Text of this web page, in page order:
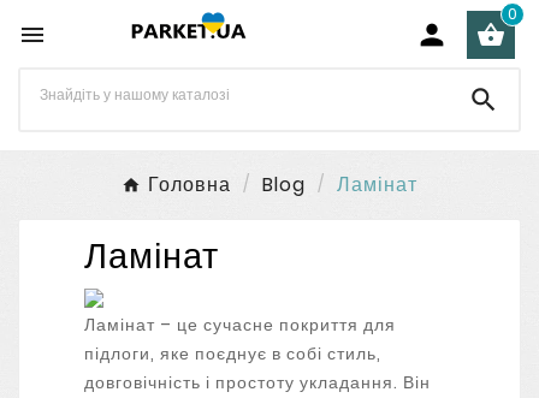
  
0

Головна Blog Ламінат
Ламінат
Ламінат – це сучасне покриття для
підлоги, яке поєднує в собі стиль,
довговічність і простоту укладання. Він